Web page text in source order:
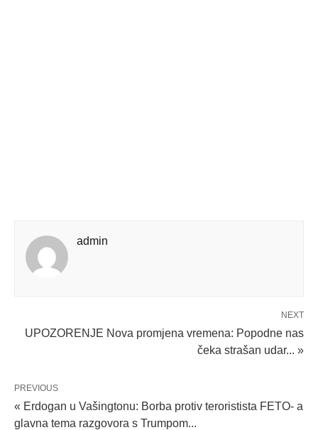
admin
NEXT
UPOZORENJE Nova promjena vremena: Popodne nas
čeka strašan udar... »
PREVIOUS
« Erdogan u Vašingtonu: Borba protiv teroristista FETO- a
glavna tema razgovora s Trumpom...